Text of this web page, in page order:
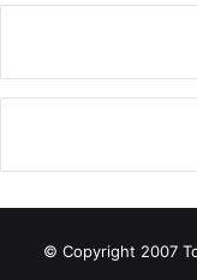
© Copyright 2007